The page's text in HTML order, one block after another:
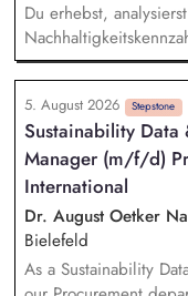
Du erhebst,
Erstellung sowie
(z. B. VSME). Bei
unseres Corporate
und leitest gemeinsam
Emissionsreduzierung
und unterstützt deren
Darüber hinaus
unseren Projekten im
5. August 2026 Stepstone
Sustainability Data
Manager (m/f/d)
International
Dr. August Oetker
Bielefeld
As a Sustainability